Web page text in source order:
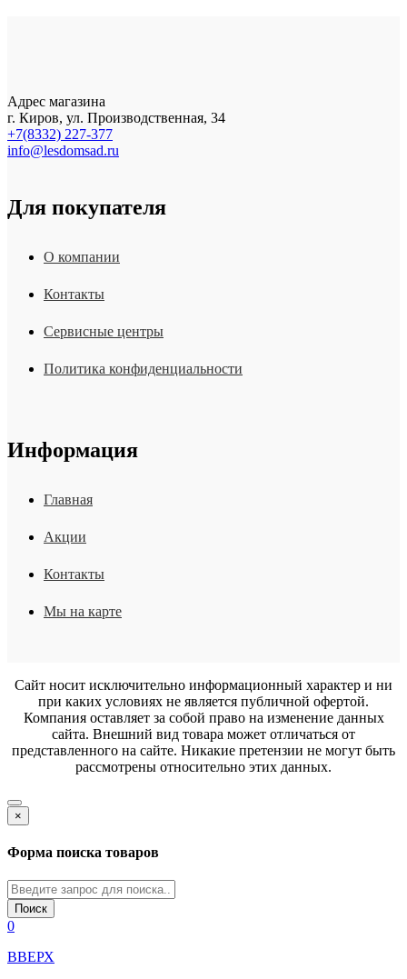
Адрес магазина
г. Киров, ул. Производственная, 34
+7(8332) 227-377
info@lesdomsad.ru
Для покупателя
О компании
Контакты
Сервисные центры
Политика конфиденциальности
Информация
Главная
Акции
Контакты
Мы на карте
Сайт носит исключительно информационный характер и ни
при каких условиях не является публичной офертой.
Компания оставляет за собой право на изменение данных
сайта. Внешний вид товара может отличаться от
представленного на сайте. Никакие претензии не могут быть
рассмотрены относительно этих данных.
×
Форма поиска товаров
Поиск
0
ВВЕРХ